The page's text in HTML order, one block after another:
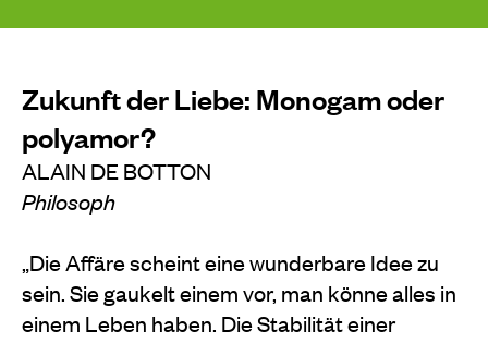
Zukunft der Liebe: Monogam oder
polyamor?
ALAIN DE BOTTON
Philosoph
„Die Affäre scheint eine wunderbare Idee zu
sein. Sie gaukelt einem vor, man könne alles in
einem Leben haben. Die Stabilität einer